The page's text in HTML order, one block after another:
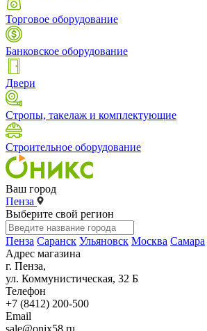
Торговое оборудование
Банковское оборудование
Двери
Стропы, такелаж и комплектующие
Строительное оборудование
Ваш город
Пенза
Выберите свой регион
Пенза Саранск Ульяновск Москва Самара
Адрес магазина
г. Пенза,
ул. Коммунистическая, 32 Б
Телефон
+7 (8412) 200-500
Email
sale@onix58.ru